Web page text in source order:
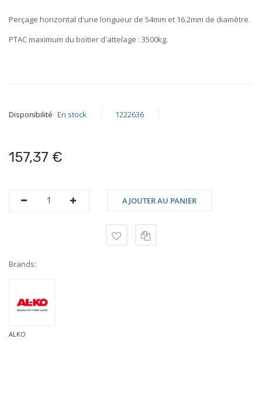
Perçage horizontal d'une longueur de 54mm et 16.2mm de diamètre.
PTAC maximum du boitier d'attelage : 3500kg.
Disponibilité En stock 1222636
157,37 €
AJOUTER AU PANIER
Brands:
ALKO